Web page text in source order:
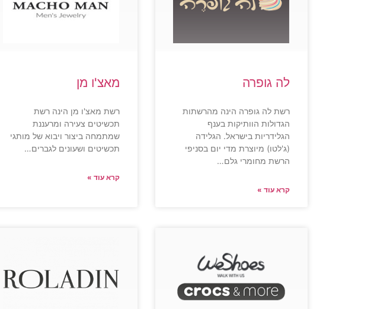
לה גופרה
רשת לה גופרה הינה מהרשתות
הגדולות הוותיקות בענף
הגלידריות בישראל. הגלידה
(ג'לטו) מיוצרת מדי יום בסניפי
הרשת מחומרי גלם…
קרא עוד »
מאצ'ו מן
רשת מאצ'ו מן הינה רשת
תכשיטים צעירה ומרעננת
שמתמחה ביצור ויבוא של מותגי
תכשיטים ושעונים לגברים…
קרא עוד »